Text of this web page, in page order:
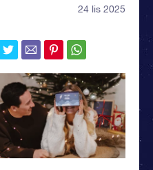
24 lis 2025